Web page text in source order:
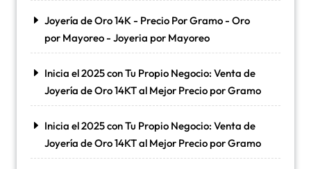
Joyería de Oro 14K - Precio Por Gramo - Oro
por Mayoreo - Joyeria por Mayoreo
Inicia el 2025 con Tu Propio Negocio: Venta de
Joyería de Oro 14KT al Mejor Precio por Gramo
Inicia el 2025 con Tu Propio Negocio: Venta de
Joyería de Oro 14KT al Mejor Precio por Gramo